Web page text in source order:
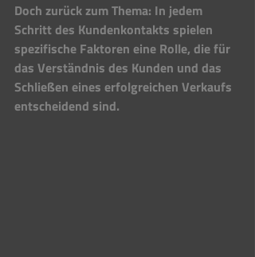
Doch zurück zum Thema: In jedem
Schritt des Kundenkontakts spielen
spezifische Faktoren eine Rolle, die für
das Verständnis des Kunden und das
Schließen eines erfolgreichen Verkaufs
entscheidend sind.